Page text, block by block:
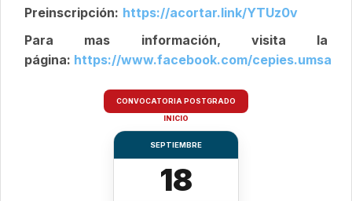
CONVOCATORIA POSTGRADO
INICIO
SEPTIEMBRE
18
Preinscripción: https://acortar.link/YTUz0v
Para mas información, visita la
página: https://www.facebook.com/cepies.umsa